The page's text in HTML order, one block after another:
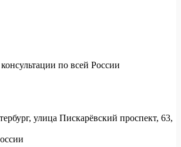
по всей России
улица Пискарёвский проспект, 63,